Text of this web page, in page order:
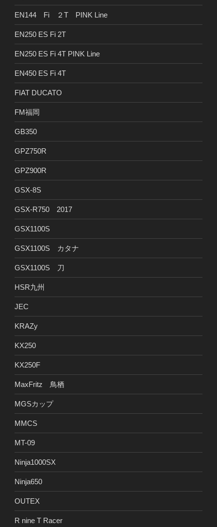
EN144 Fi ２T PINK Line
EN250 ES Fi 2T
EN250 ES Fi 4T PINK Line
EN450 ES Fi 4T
FIAT DUCATO
FM福岡
GB350
GPZ750R
GPZ900R
GSX-8S
GSX-R750 2017
GSX1100S
GSX1100S カタナ
GSX1100S 刀
HSR九州
JEC
KRAZy
KX250
KX250F
MaxFritz 鳥栖
MGSカップ
MMCS
MT-09
Ninja1000SX
Ninja650
OUTEX
R nine T Racer